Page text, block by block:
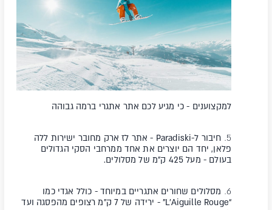
למקצוענים - כי מגיע לכם אתר אתגרי ברמה גבוהה
חיבור ל-Paradiski
- אתר לז ארק מחובר ישירות ללה
פלאן, יחד הם יוצרים את אחד ממרחבי הסקי הגדולים
בעולם - מעל 425 ק”מ של מסלולים.
מסלולים שחורים אתגריים במיוחד - כולל אגדי כמו
“L’Aiguille Rouge” - ירידה של 7 ק”מ רצופים מהפסגה ועד